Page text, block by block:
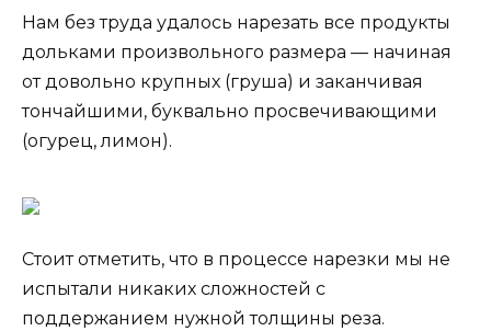
Нам без труда удалось нарезать все продукты
дольками произвольного размера — начиная
от довольно крупных (груша) и заканчивая
тончайшими, буквально просвечивающими
(огурец, лимон).
Стоит отметить, что в процессе нарезки мы не
испытали никаких сложностей с
поддержанием нужной толщины реза.